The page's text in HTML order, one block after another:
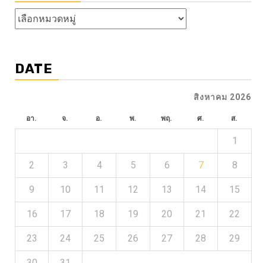
หัวข้อ
ข่าว
DATE
สิงหาคม 2026
อา. จ. อ. พ. พฤ. ศ. ส.
1
2 3 4 5 6 7 8
9 10 11 12 13 14 15
16 17 18 19 20 21 22
23 24 25 26 27 28 29